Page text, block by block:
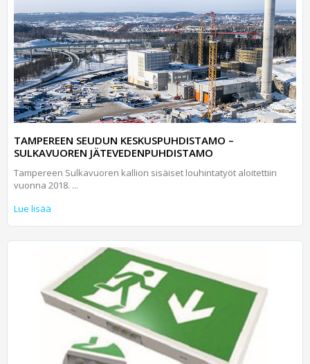
TAMPEREEN SEUDUN KESKUSPUHDISTAMO –
SULKAVUOREN JÄTEVEDENPUHDISTAMO
Tampereen Sulkavuoren kallion sisäiset louhintatyöt aloitettiin
vuonna 2018. ...
Lue lisää